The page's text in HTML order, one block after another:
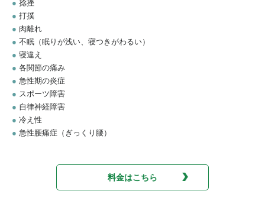
● 捻挫
● 打撲
● 肉離れ
● 不眠（眠りが浅い、寝つきがわるい）
● 寝違え
● 各関節の痛み
● 急性期の炎症
● スポーツ障害
● 自律神経障害
● 冷え性
● 急性腰痛症（ぎっくり腰）
料金はこちら